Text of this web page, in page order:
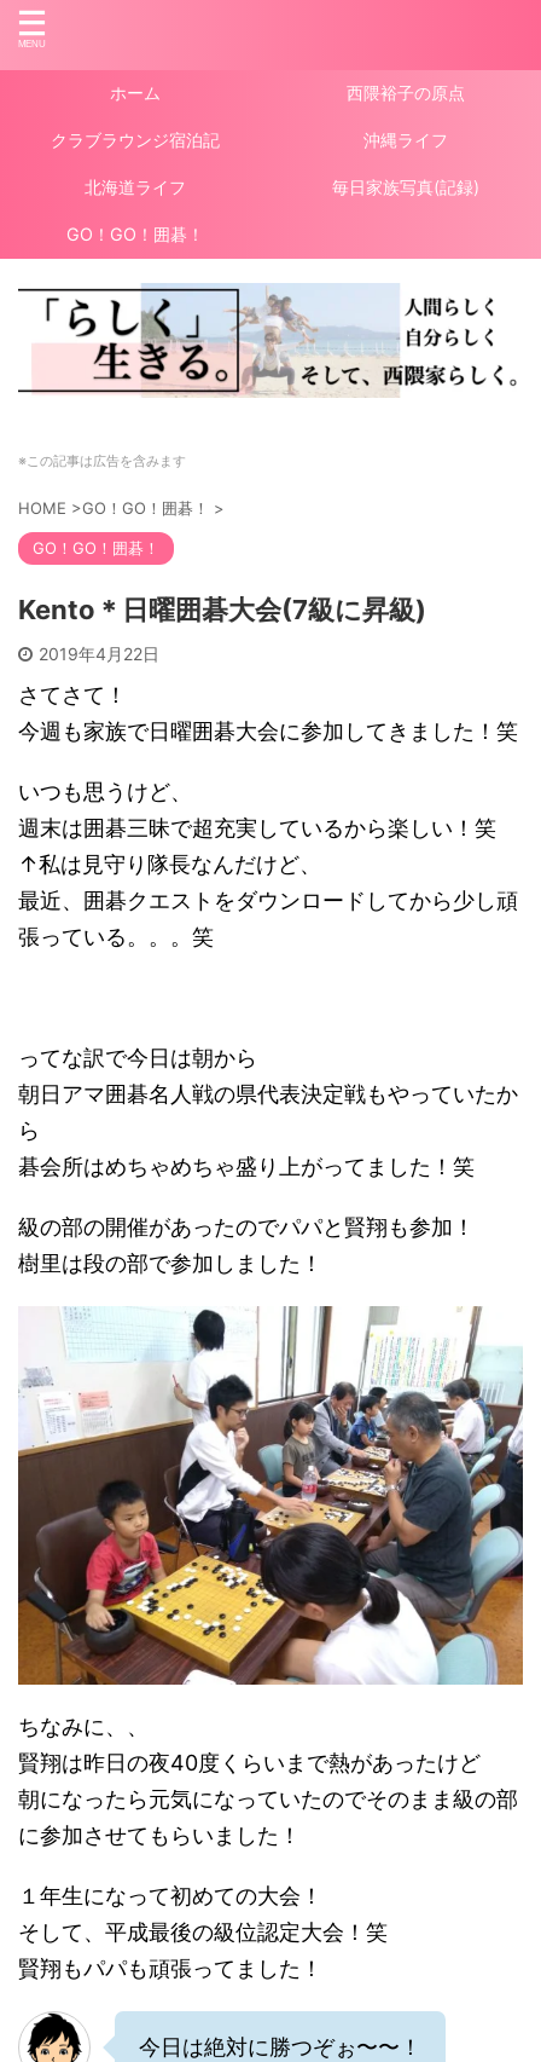
ホーム 西隈裕子の原点
クラブラウンジ宿泊記 沖縄ライフ
北海道ライフ 毎日家族写真(記録)
GO！GO！囲碁！
※この記事は広告を含みます
HOME >GO！GO！囲碁！ >
GO！GO！囲碁！
Kento＊日曜囲碁大会(7級に昇級)
2019年4月22日
さてさて！
今週も家族で日曜囲碁大会に参加してきました！笑
いつも思うけど、
週末は囲碁三昧で超充実しているから楽しい！笑
↑私は見守り隊長なんだけど、
最近、囲碁クエストをダウンロードしてから少し頑
張っている。。。笑
ってな訳で今日は朝から
朝日アマ囲碁名人戦の県代表決定戦もやっていたか
ら
碁会所はめちゃめちゃ盛り上がってました！笑
級の部の開催があったのでパパと賢翔も参加！
樹里は段の部で参加しました！
ちなみに、、
賢翔は昨日の夜40度くらいまで熱があったけど
朝になったら元気になっていたのでそのまま級の部
に参加させてもらいました！
１年生になって初めての大会！
そして、平成最後の級位認定大会！笑
賢翔もパパも頑張ってました！
今日は絶対に勝つぞぉ〜〜！